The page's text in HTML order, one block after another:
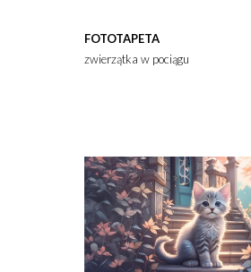
FOTOTAPETA
zwierzątka w pociągu